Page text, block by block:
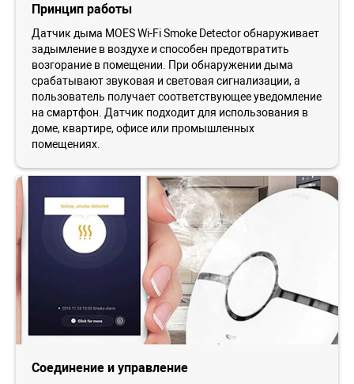
Принцип работы
Датчик дыма MOES Wi-Fi Smoke Detector обнаруживает
задымление в воздухе и способен предотвратить
возгорание в помещении. При обнаружении дыма
срабатывают звуковая и световая сигнализации, а
пользователь получает соответствующее уведомление
на смартфон. Датчик подходит для использования в
доме, квартире, офисе или промышленных
помещениях.
Соединение и управление